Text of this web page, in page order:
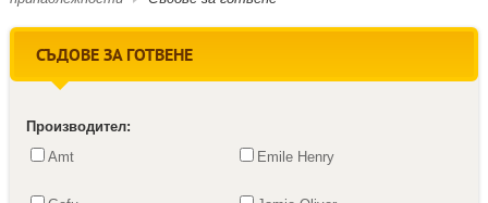
СЪДОВЕ ЗА ГОТВЕНЕ
Производител:
Amt
Emile Henry